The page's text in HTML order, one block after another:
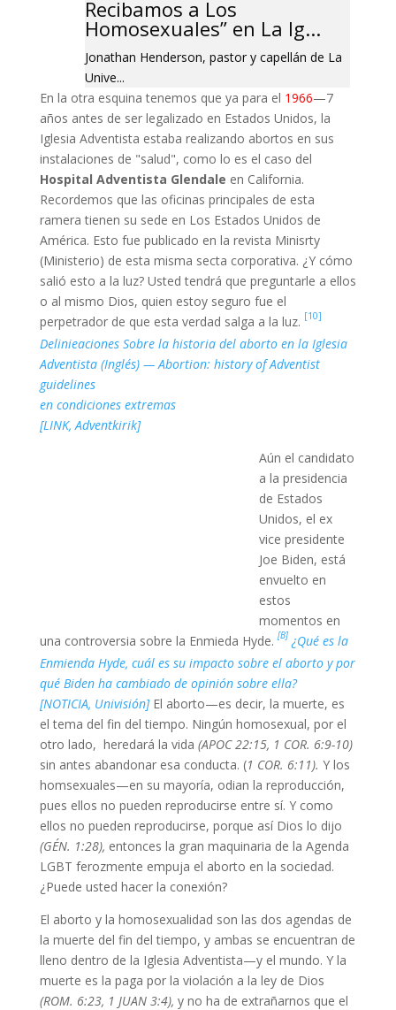
Recibamos a Los
Homosexuales” en La Ig...
Jonathan Henderson, pastor y capellán de La
Unive...
En la otra esquina tenemos que ya para el 1966—7
años antes de ser legalizado en Estados Unidos, la
Iglesia Adventista estaba realizando abortos en sus
instalaciones de "salud", como lo es el caso del
Hospital Adventista Glendale en California.
Recordemos que las oficinas principales de esta
ramera tienen su sede en Los Estados Unidos de
América. Esto fue publicado en la revista Minisrty
(Ministerio) de esta misma secta corporativa. ¿Y cómo
salió esto a la luz? Usted tendrá que preguntarle a ellos
o al mismo Dios, quien estoy seguro fue el
perpetrador de que esta verdad salga a la luz. [10]
Delinieaciones Sobre la historia del aborto en la Iglesia
Adventista (Inglés) — Abortion: history of Adventist
guidelines
en condiciones extremas
[LINK, Adventkirik]
Aún el candidato
a la presidencia
de Estados
Unidos, el ex
vice presidente
Joe Biden, está
envuelto en
estos
momentos en
una controversia sobre la Enmieda Hyde. [B]¿Qué es la
Enmienda Hyde, cuál es su impacto sobre el aborto y por
qué Biden ha cambiado de opinión sobre ella?
[NOTICIA, Univisión]El aborto—es decir, la muerte, es
el tema del fin del tiempo. Ningún homosexual, por el
otro lado, heredará la vida (APOC 22:15, 1 COR. 6:9-10)
sin antes abandonar esa conducta. (1 COR. 6:11). Y los
homsexuales—en su mayoría, odian la reproducción,
pues ellos no pueden reproducirse entre sí. Y como
ellos no pueden reproducirse, porque así Dios lo dijo
(GÉN. 1:28), entonces la gran maquinaria de la Agenda
LGBT ferozmente empuja el aborto en la sociedad.
¿Puede usted hacer la conexión?
El aborto y la homosexualidad son las dos agendas de
la muerte del fin del tiempo, y ambas se encuentran de
lleno dentro de la Iglesia Adventista—y el mundo. Y la
muerte es la paga por la violación a la ley de Dios
(ROM. 6:23, 1 JUAN 3:4), y no ha de extrañarnos que el